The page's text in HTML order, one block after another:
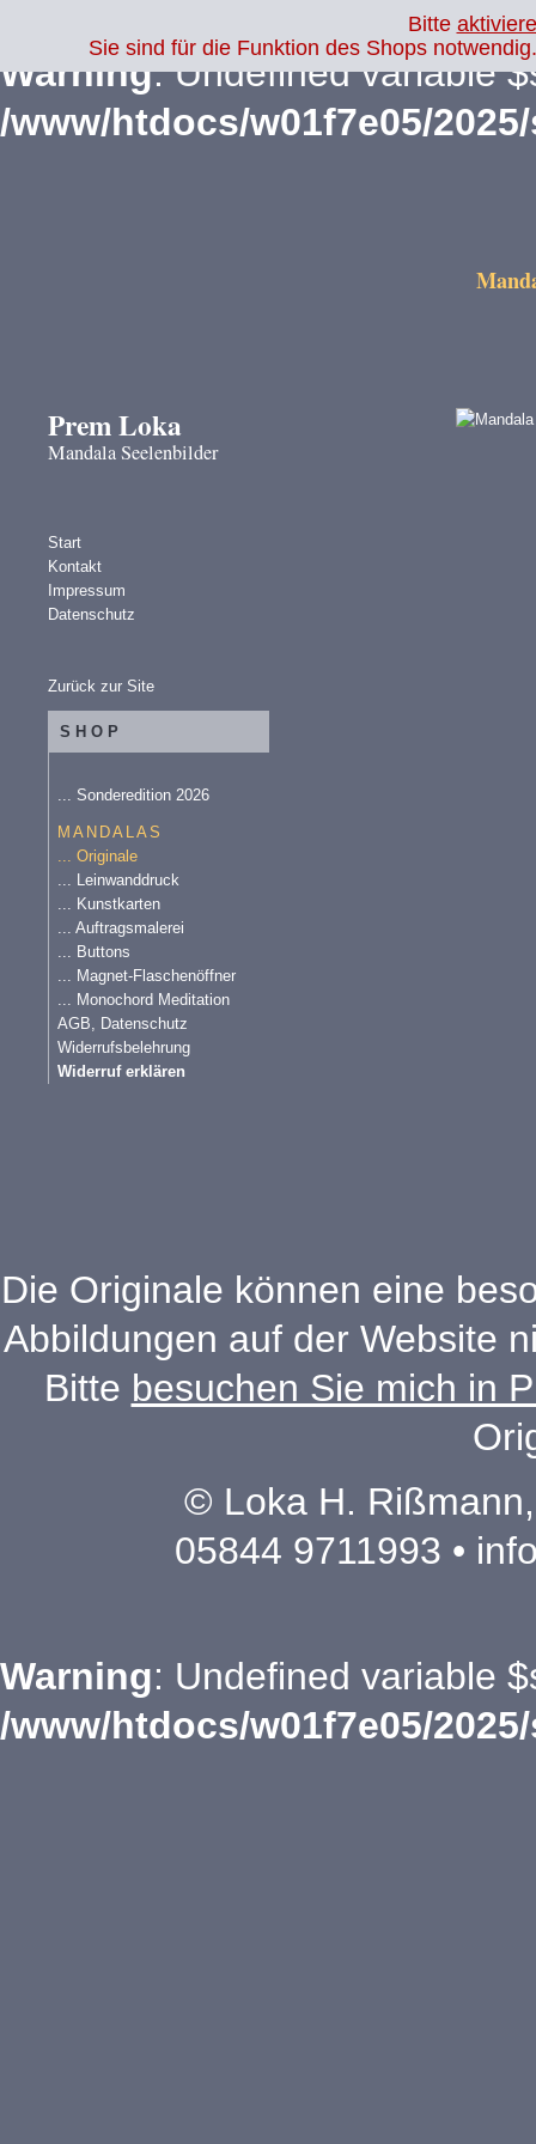
Warning: Undefined variable
/www/htdocs/w01f7e05/
Prem Loka
Mandala Seelenbilder
Start
Kontakt
Impressum
Datenschutz
Zurück zur Site
SHOP
... Sonderedition 2026
MANDALAS
... Originale
... Leinwanddruck
... Kunstkarten
... Auftragsmalerei
... Buttons
... Magnet-Flaschenöffner
... Monochord Meditation
AGB, Datenschutz
Widerrufsbelehrung
Widerruf erklären
Die Originale können eine
Abbildungen auf der Website
Bitte besuchen Sie mich in
© Loka H.
05844 9711993 •
Warning: Undefined variable
/www/htdocs/w01f7e05/
Bitte
Sie sind für die Funktion des Shops